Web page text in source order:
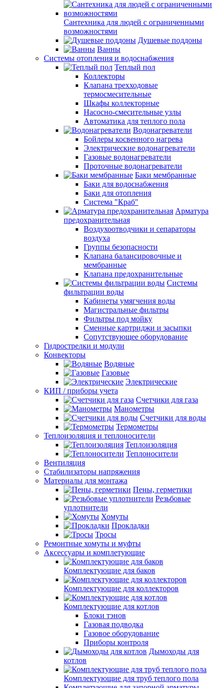
Сантехника для людей с ограниченными
возможностями
Душевые поддоны
Ванны
Системы отопления и водоснабжения
Теплый пол
Коллекторы
Клапана трехходовые
термосмесительные
Шкафы коллекторные
Насосно-смесительные узлы
Автоматика для теплого пола
Водонагреватели
Бойлеры косвенного нагрева
Электрические водонагреватели
Газовые водонагреватели
Проточные водонагреватели
Баки мембранные
Баки для водоснабжения
Баки для отопления
Система "Краб"
Арматура
предохранительная
Воздухоотводчики и сепараторы
воздуха
Группы безопасности
Клапана балансировочные и
мембранные
Клапана предохранительные
Системы
фильтрации воды
Кабинеты умягчения воды
Магистральные фильтры
Фильтры под мойку
Сменные картриджи и засыпки
Сопутствующее оборудование
Гидрострелки и модули
Конвекторы
Водяные
Газовые
Электрические
КИП / приборы учета
Счетчики для газа
Манометры
Счетчики для воды
Термометры
Теплоизоляция и теплоносители
Теплоизоляция
Теплоносители
Вентиляция
Стабилизаторы напряжения
Материалы для монтажа
Пены, герметики
Резьбовые
уплотнители
Хомуты
Прокладки
Тросы
Ремонтные хомуты и муфты
Аксессуары и комплетующие
Комплектующие для баков
Комплектующие для коллекторов
Комплектующие для котлов
Блоки тэнов
Газовая подводка
Газовое оборудование
Приборы контроля
Дымоходы для
котлов
Комплектующие для труб теплого пола